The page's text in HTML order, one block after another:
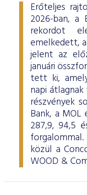
Erőteljes
2026-ban, a
rekordot
emelkedett,
jelent az
januári
tett ki,
napi
részvények
Bank, a
287,9, 94,5
közül a
WOOD &